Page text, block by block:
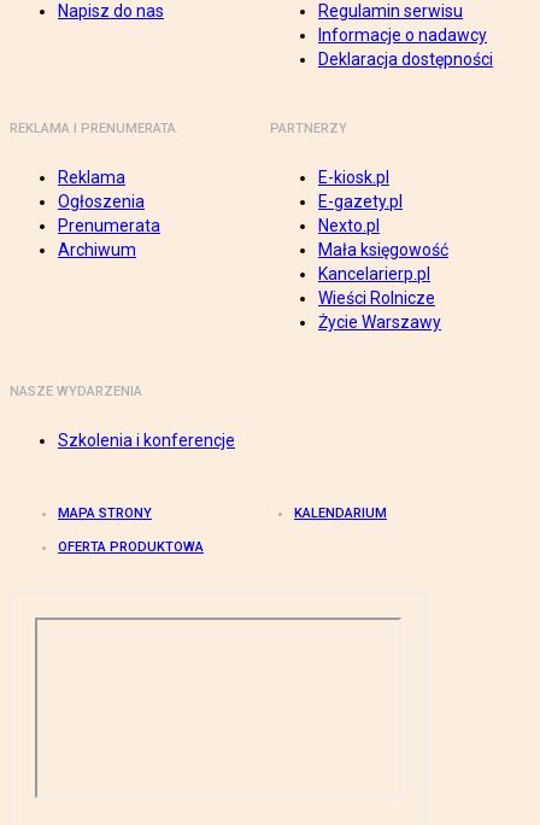
Napisz do nas
Regulamin serwisu
Informacje o nadawcy
Deklaracja dostępności
REKLAMA I PRENUMERATA
Reklama
Ogłoszenia
Prenumerata
Archiwum
PARTNERZY
E-kiosk.pl
E-gazety.pl
Nexto.pl
Mała księgowość
Kancelarierp.pl
Wieści Rolnicze
Życie Warszawy
NASZE WYDARZENIA
Szkolenia i konferencje
MAPA STRONY KALENDARIUM
OFERTA PRODUKTOWA